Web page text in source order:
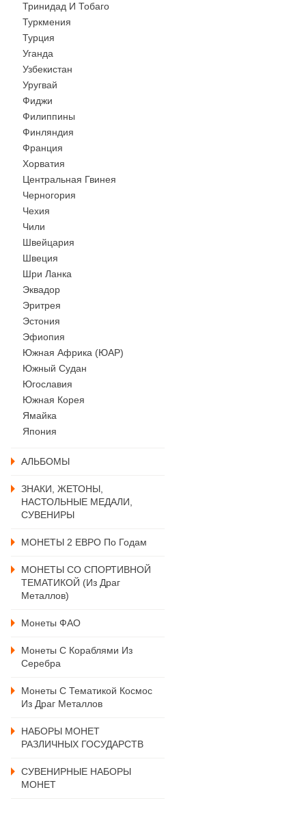
Тринидад И Тобаго
Туркмения
Турция
Уганда
Узбекистан
Уругвай
Фиджи
Филиппины
Финляндия
Франция
Хорватия
Центральная Гвинея
Черногория
Чехия
Чили
Швейцария
Швеция
Шри Ланка
Эквадор
Эритрея
Эстония
Эфиопия
Южная Африка (ЮАР)
Южный Судан
Югославия
Южная Корея
Ямайка
Япония
АЛЬБОМЫ
ЗНАКИ, ЖЕТОНЫ,
НАСТОЛЬНЫЕ МЕДАЛИ,
СУВЕНИРЫ
МОНЕТЫ 2 ЕВРО По Годам
МОНЕТЫ СО СПОРТИВНОЙ
ТЕМАТИКОЙ (из Драг
Металлов)
Монеты ФАО
Монеты С Кораблями Из
Серебра
Монеты С Тематикой Космос
Из Драг Металлов
НАБОРЫ МОНЕТ
РАЗЛИЧНЫХ ГОСУДАРСТВ
СУВЕНИРНЫЕ НАБОРЫ
МОНЕТ